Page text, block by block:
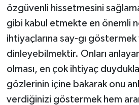
özgüvenli hissetmesini
gibi kabul etmekte en önemli
ihtiyaçlarına say-gı göstermek
dinleyebilmektir. Onları
olması, en çok ihtiyaç
gözlerinin içine bakarak onu
verdiğinizi göstermek hem